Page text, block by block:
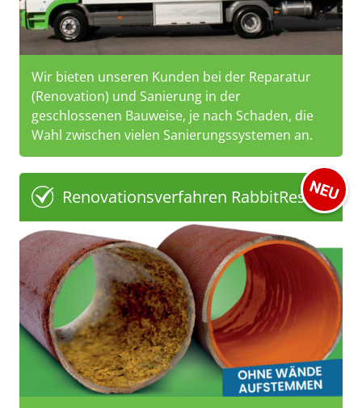
Wir bieten unseren Kunden bei der Reparatur
(Renovation) und Sanierung in der
geschlossenen Bauweise, je nach Schaden, die
Wahl zwischen vielen Sanierungssystemen an.
Renovationsverfahren RabbitResin